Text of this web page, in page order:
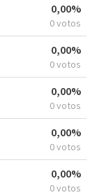
0,00%
0 votos
0,00%
0 votos
0,00%
0 votos
0,00%
0 votos
0,00%
0 votos